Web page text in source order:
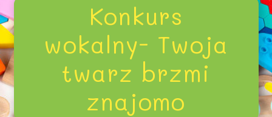
Konkurs
wokalny- Twoja
twarz brzmi
znajomo